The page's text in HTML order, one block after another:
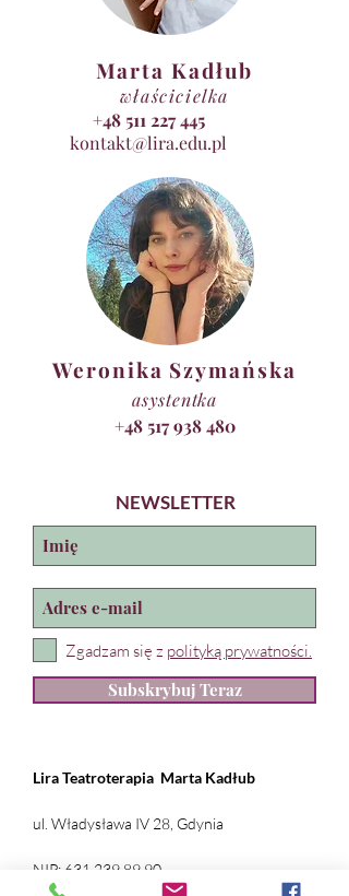
Marta Kadłub
właścicielka
+48 511 227 445
kontakt@lira.edu.pl
Weronika Szymańska
asystentka
+48 517 938 480
NEWSLETTER
Zgadzam się z polityką prywatności.
Subskrybuj Teraz
Lira Teatroterapia Marta Kadłub
ul. Władysława IV 28, Gdynia
NIP: 631 239 89 90